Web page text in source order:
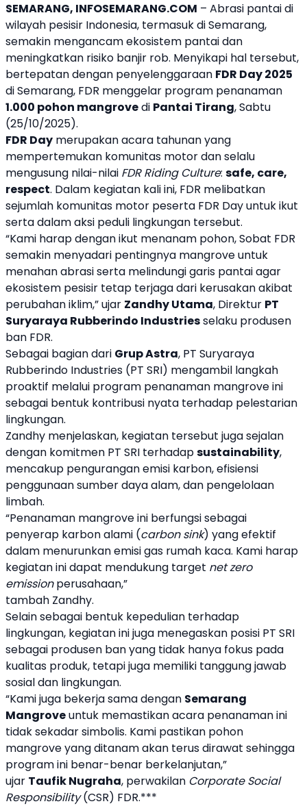
SEMARANG, INFOSEMARANG.COM – Abrasi pantai di
wilayah pesisir Indonesia, termasuk di Semarang,
semakin mengancam ekosistem pantai dan
meningkatkan risiko banjir rob. Menyikapi hal tersebut,
bertepatan dengan penyelenggaraan FDR Day 2025
di Semarang, FDR menggelar program penanaman
1.000 pohon mangrovedi Pantai Tirang, Sabtu
(25/10/2025).
FDR Day merupakan acara tahunan yang
mempertemukan komunitas motor dan selalu
mengusung nilai-nilai FDR Riding Culture: safe, care,
respect. Dalam kegiatan kali ini, FDR melibatkan
sejumlah komunitas motor peserta FDR Day untuk ikut
serta dalam aksi peduli lingkungan tersebut.
“Kami harap dengan ikut menanam pohon, Sobat FDR
semakin menyadari pentingnya mangrove untuk
menahan abrasi serta melindungi garis pantai agar
ekosistem pesisir tetap terjaga dari kerusakan akibat
perubahan iklim,” ujar Zandhy Utama, Direktur PT
Suryaraya Rubberindo Industriesselaku produsen
ban FDR.
Sebagai bagian dari Grup Astra, PT Suryaraya
Rubberindo Industries (PT SRI) mengambil langkah
proaktif melalui program penanaman mangrove ini
sebagai bentuk kontribusi nyata terhadap pelestarian
lingkungan.
Zandhy menjelaskan, kegiatan tersebut juga sejalan
dengan komitmen PT SRI terhadapsustainability,
mencakup pengurangan emisi karbon, efisiensi
penggunaan sumber daya alam, dan pengelolaan
limbah.
“Penanaman mangrove ini berfungsi sebagai
penyerap karbon alami (carbon sink) yang efektif
dalam menurunkan emisi gas rumah kaca. Kami harap
kegiatan ini dapat mendukung target net zero
emissionperusahaan,”
tambah Zandhy.
Selain sebagai bentuk kepedulian terhadap
lingkungan, kegiatan ini juga menegaskan posisi PT SRI
sebagai produsen ban yang tidak hanya fokus pada
kualitas produk, tetapi juga memiliki tanggung jawab
sosial dan lingkungan.
“Kami juga bekerja sama dengan Semarang
Mangroveuntuk memastikan acara penanaman ini
tidak sekadar simbolis. Kami pastikan pohon
mangrove yang ditanam akan terus dirawat sehingga
program ini benar-benar berkelanjutan,”
ujar Taufik Nugraha, perwakilan Corporate Social
Responsibility(CSR) FDR.***